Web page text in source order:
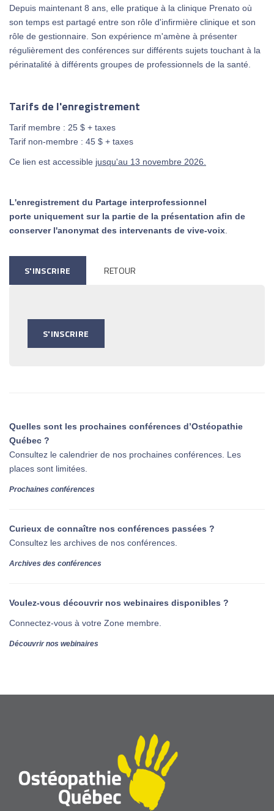
Depuis maintenant 8 ans, elle pratique à la clinique Prenato où
son temps est partagé entre son rôle d'infirmière clinique et son
rôle de gestionnaire. Son expérience m'amène à présenter
régulièrement des conférences sur différents sujets touchant à la
périnatalité à différents groupes de professionnels de la santé.
Tarifs de l'enregistrement
Tarif membre : 25 $ + taxes
Tarif non-membre : 45 $ + taxes
Ce lien est accessible jusqu'au 13 novembre 2026.
L'enregistrement du Partage interprofessionnel
porte uniquement sur la partie de la présentation afin de
conserver l'anonymat des intervenants de vive-voix
S'INSCRIRE RETOUR
S'INSCRIRE
Quelles sont les prochaines conférences d’Ostéopathie
Québec ?
Consultez le calendrier de nos prochaines conférences. Les
places sont limitées.
Prochaines conférences
Curieux de connaître nos conférences passées ?
Consultez les archives de nos conférences.
Archives des conférences
Voulez-vous découvrir nos webinaires disponibles ?
Connectez-vous à votre Zone membre.
Découvrir nos webinaires